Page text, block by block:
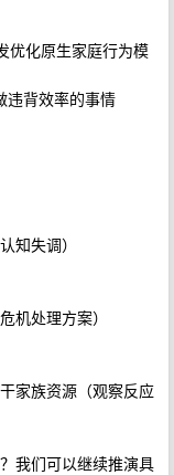
优化原生家庭行为模
违背效率的事情
知失调）
机处理方案）
家族资源（观察反应
我们可以继续推演具